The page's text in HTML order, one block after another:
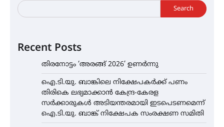
Search
Recent Posts
തിരനോട്ടം ‘അരങ്ങ് 2026’ ഉണർന്നു
ഐ.ടി.യു. ബാങ്കിലെ നിക്ഷേപകർക്ക് പണം
തിരികെ ലഭ്യമാക്കാൻ കേന്ദ്ര-കേരള
സർക്കാരുകൾ അടിയന്തരമായി ഇടപെടണമെന്ന്
ഐ.ടി.യു. ബാങ്ക് നിക്ഷേപക സംരക്ഷണ സമിതി